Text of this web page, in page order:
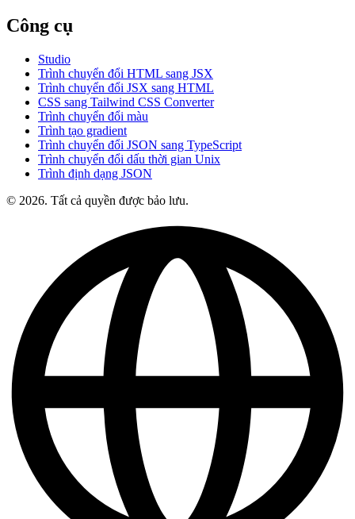
Công cụ
Studio
Trình chuyển đổi HTML sang JSX
Trình chuyển đổi JSX sang HTML
CSS sang Tailwind CSS Converter
Trình chuyển đổi màu
Trình tạo gradient
Trình chuyển đổi JSON sang TypeScript
Trình chuyển đổi dấu thời gian Unix
Trình định dạng JSON
© 2026. Tất cả quyền được bảo lưu.